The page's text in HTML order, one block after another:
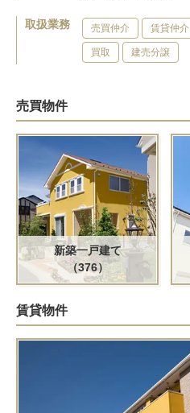
取扱業務 売買仲介 賃貸仲介
買取 建売分譲
売買物件
新築一戸建て
（376）
賃貸物件